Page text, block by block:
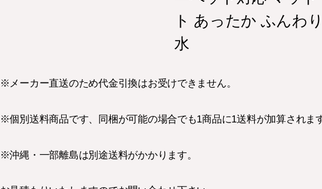
ト あったか ふんわ
水
※メーカー直送のため代金引換はお受けできません。
※個別送料商品です、同梱が可能の場合でも1商品に1送料が加算されます
※沖縄・一部離島は別途送料がかかります。